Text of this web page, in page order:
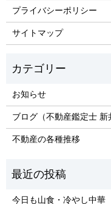
プライバシーポリシー
サイトマップ
お知らせ
ブログ（不動産鑑定士 新
不動産の各種推移
今日も山食・冷やし中華